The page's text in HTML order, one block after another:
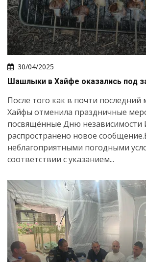
30/04/2025
Шашлыки в Хайфе оказались под
После того как в почти
Хайфы отменила праздничные
посвящённые Дню независимости
распространено новое
неблагоприятными погодными
соответствии с указанием...